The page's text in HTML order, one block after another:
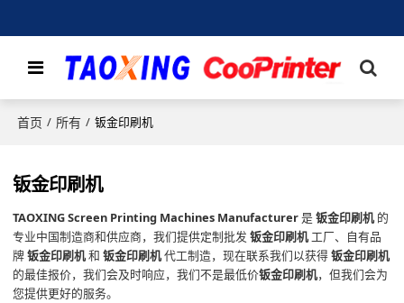
首页 / 所有 / 钣金印刷机
钣金印刷机
TAOXING Screen Printing Machines Manufacturer是钣金印刷机 的
专业中国制造商和供应商，我们提供定制批发钣金印刷机 工厂、自有品
牌钣金印刷机和钣金印刷机代工制造，现在联系我们以获得钣金印刷机
的最佳报价，我们会及时响应，我们不是最低价钣金印刷机，但我们会为
您提供更好的服务。